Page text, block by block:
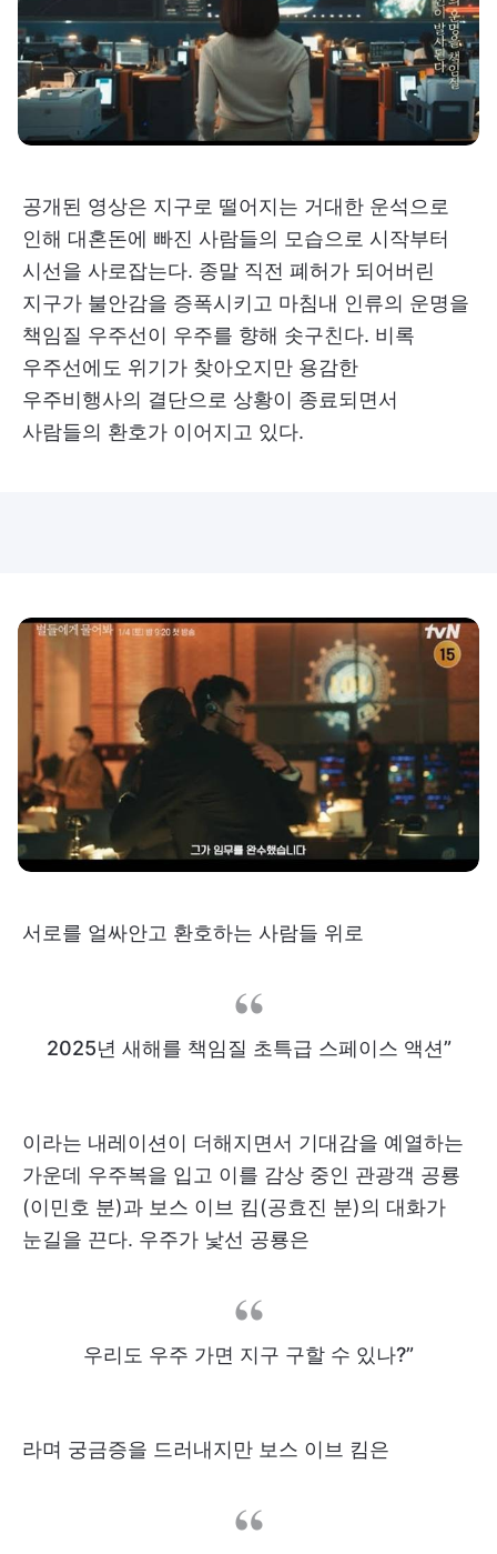
공개된 영상은 지구로 떨어지는 거대한 운석으로
인해 대혼돈에 빠진 사람들의 모습으로 시작부터
시선을 사로잡는다. 종말 직전 폐허가 되어버린
지구가 불안감을 증폭시키고 마침내 인류의 운명을
책임질 우주선이 우주를 향해 솟구친다. 비록
우주선에도 위기가 찾아오지만 용감한
우주비행사의 결단으로 상황이 종료되면서
사람들의 환호가 이어지고 있다.
서로를 얼싸안고 환호하는 사람들 위로
2025년 새해를 책임질 초특급 스페이스 액션”
이라는 내레이션이 더해지면서 기대감을 예열하는
가운데 우주복을 입고 이를 감상 중인 관광객 공룡
(이민호 분)과 보스 이브 킴(공효진 분)의 대화가
눈길을 끈다. 우주가 낯선 공룡은
우리도 우주 가면 지구 구할 수 있나?”
라며 궁금증을 드러내지만 보스 이브 킴은